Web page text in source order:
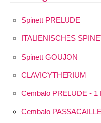
Spinett PRELUDE
ITALIENISCHES
Spinett GOUJON
CLAVICYTHERIUM
Cembalo PRELUDE - 1
Cembalo